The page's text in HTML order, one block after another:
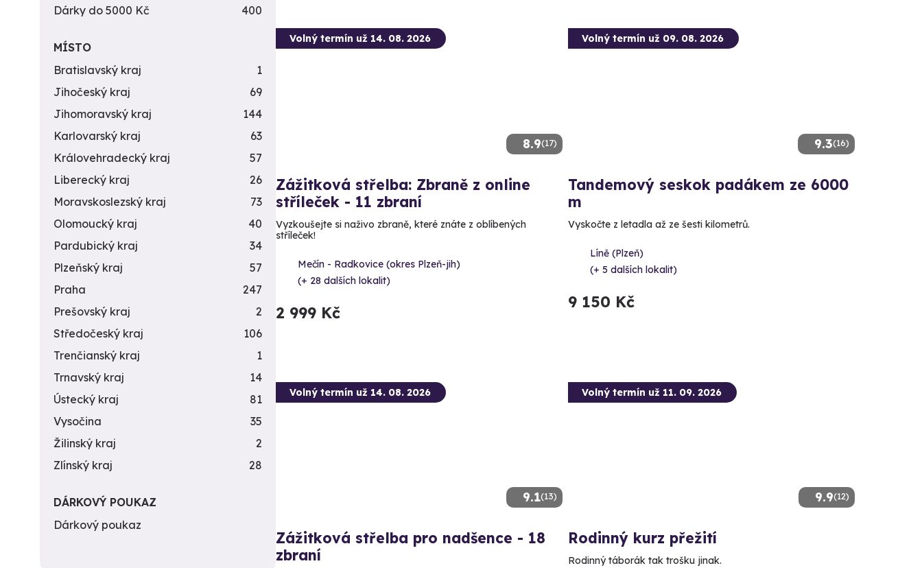
8.9(17)
Volný termín už 14. 08. 2026
Zážitková střelba: Zbraně z online
stříleček - 11 zbraní
Vyzkoušejte si naživo zbraně, které znáte z oblíbených
stříleček!
Mečín - Radkovice (okres Plzeň-jih)
(+ 28 dalších lokalit)
2 999 Kč
9.3(16)
Volný termín už 09. 08. 2026
Tandemový seskok padákem ze 6000
m
Vyskočte z letadla až ze šesti kilometrů.
Líně (Plzeň)
(+ 5 dalších lokalit)
9 150 Kč
9.1(13)
Volný termín už 14. 08. 2026
Zážitková střelba pro nadšence - 18
zbraní
9.9(12)
Volný termín už 11. 09. 2026
Rodinný kurz přežití
Rodinný táborák tak trošku jinak.
Dárky do 5000 Kč
400
MÍSTO
Bratislavský kraj
1
Jihočeský kraj
69
Jihomoravský kraj
144
Karlovarský kraj
63
Královehradecký kraj
57
Liberecký kraj
26
Moravskoslezský kraj
73
Olomoucký kraj
40
Pardubický kraj
34
Plzeňský kraj
57
Praha
247
Prešovský kraj
2
Středočeský kraj
106
Trenčianský kraj
1
Trnavský kraj
14
Ústecký kraj
81
Vysočina
35
Žilinský kraj
2
Zlínský kraj
28
DÁRKOVÝ POUKAZ
Dárkový poukaz